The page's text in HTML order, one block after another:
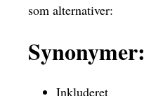
som alternativer:
Synonymer:
Inkluderet